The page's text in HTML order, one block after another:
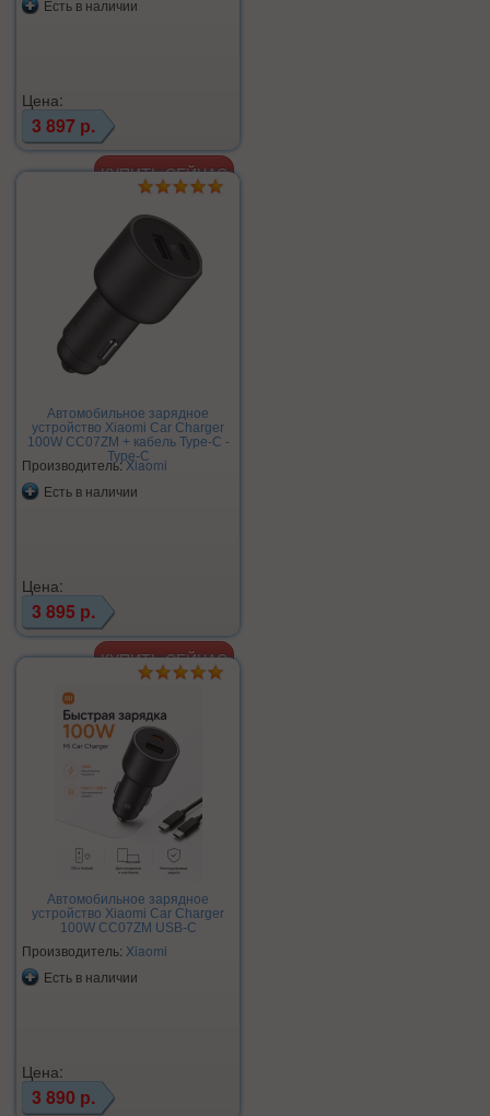
Есть в наличии
Цена:
3 897 р.
Автомобильное зарядное
устройство Xiaomi Car Charger
100W CC07ZM + кабель Type-C -
Type-C
Производитель:Xiaomi
Есть в наличии
Цена:
3 895 р.
Автомобильное зарядное
устройство Xiaomi Car Charger
100W CC07ZM USB-C
Производитель: Xiaomi
Есть в наличии
Цена:
3 890 р.